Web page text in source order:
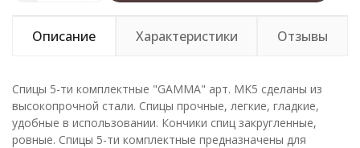
Описание Характеристики Отзывы
Спицы 5-ти комплектные "GAMMA" арт. MK5 сделаны из
высокопрочной стали. Спицы прочные, легкие, гладкие,
удобные в использовании. Кончики спиц закругленные,
ровные. Спицы 5-ти комплектные предназначены для